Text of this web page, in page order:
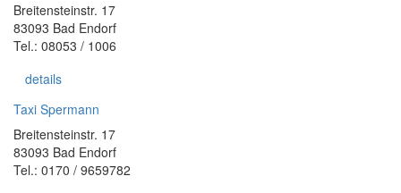
Breitensteinstr. 17
83093 Bad Endorf
Tel.: 08053 / 1006
details
Taxi Spermann
Breitensteinstr. 17
83093 Bad Endorf
Tel.: 0170 / 9659782